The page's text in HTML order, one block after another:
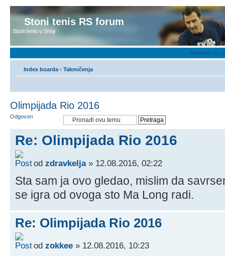
Stoni tenis RS forum
Stoni tenis u Srbiji
Povratak na
Index boarda ‹ Takmičenja
Olimpijada Rio 2016
Odgovori
Re: Olimpijada Rio 2016
od zdravkelja» 12.08.2016, 02:22
Sta sam ja ovo gledao, mislim da
se igra od ovoga sto Ma Long radi.
Re: Olimpijada Rio 2016
od zokkee » 12.08.2016, 10:23